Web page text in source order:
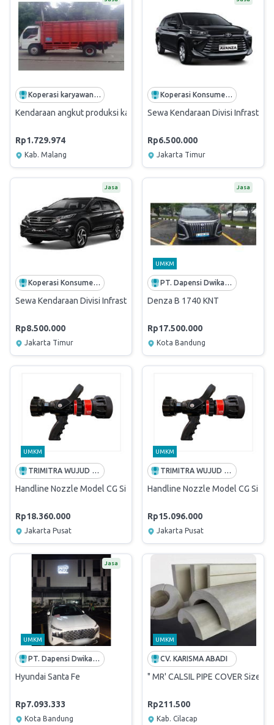
Koperasi karyawan Pancursari Jaya
Kendaraan angkut produksi karet lump ke Kebun Kotta Blater
Rp1.729.974
Kab. Malang
Koperasi Konsumen Karyawan Waskita Sejahtera
Sewa Kendaraan Divisi
Rp6.500.000
Jakarta Timur
Jasa
Koperasi Konsumen Karyawan Waskita Sejahtera
Sewa Kendaraan Divisi Infrastruktur Toyota Kijang Innova Reborn 2.0
Rp8.500.000
Jakarta Timur
Jasa
UMKM
PT. Dapensi Dwikarya
Denza B 1740 KNT
Rp17.500.000
Kota Bandung
UMKM
TRIMITRA WUJUD REKANUSA
Handline Nozzle Model CG Size 2.5 inch
Rp18.360.000
Jakarta Pusat
UMKM
TRIMITRA WUJUD REKANUSA
Handline Nozzle Model CG Size
Rp15.096.000
Jakarta Pusat
Jasa
UMKM
PT. Dapensi Dwikarya
Hyundai Santa Fe
Rp7.093.333
Kota Bandung
UMKM
CV. KARISMA ABADI
" MR' CALSIL PIPE COVER Size:
Rp211.500
Kab. Cilacap